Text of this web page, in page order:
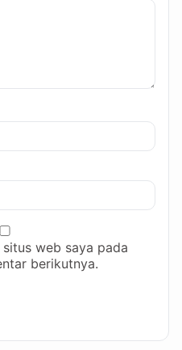
web saya pada
berikutnya.